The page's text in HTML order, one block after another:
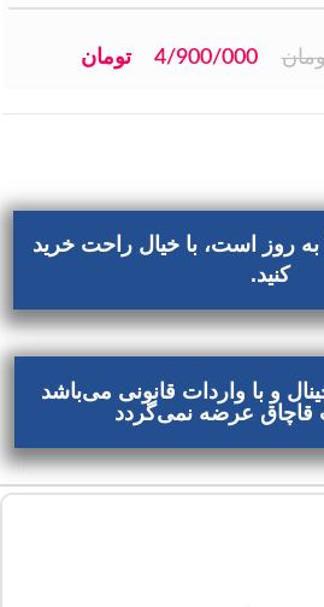
4/900/000 تومان
روز است، با خیال راحت خرید
کنید.
و با واردات قانونی می‌باشد
قاچاق عرضه نمی‌گردد